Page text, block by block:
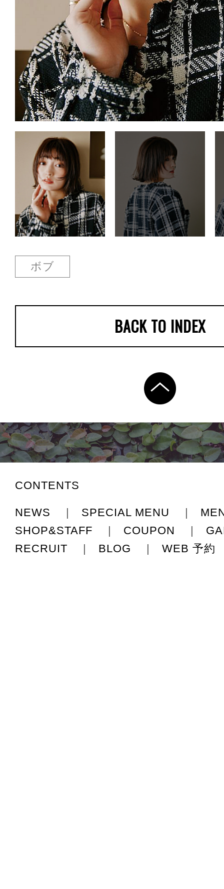
ボブ
BACK TO INDEX
CONTENTS
NEWS | SPECIAL MENU |
SHOP&STAFF
| COUPON |
RECRUIT
| BLOG | WEB 予約